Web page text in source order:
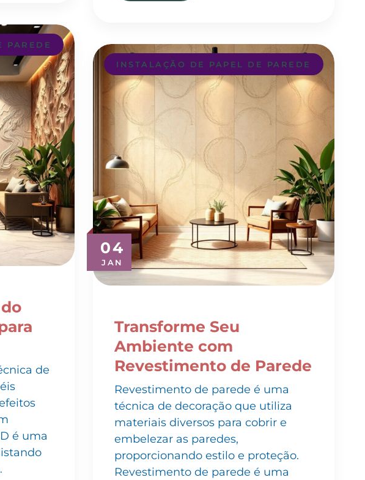
PAREDE
de
é uma
04
JAN
INSTALAÇÃO DE PAPEL DE PAREDE
Ambiente com
Revestimento de Parede
Revestimento de parede é uma
técnica de decoração que utiliza
materiais diversos para cobrir e
embelezar as paredes,
proporcionando estilo e proteção.
Revestimento de parede é uma
excelente forma de…